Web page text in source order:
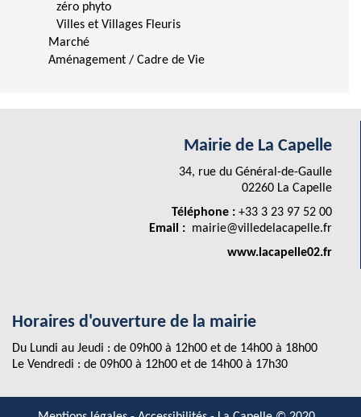
zéro phyto
Villes et Villages Fleuris
Marché
Aménagement / Cadre de Vie
Mairie de La Capelle
34, rue du Général-de-Gaulle
02260 La Capelle
Téléphone : +33 3 23 97 52 00
Email : mairie@villedelacapelle.fr
www.lacapelle02.fr
Horaires d'ouverture de la mairie
Du Lundi au Jeudi : de 09h00 à 12h00 et de 14h00 à 18h00
Le Vendredi : de 09h00 à 12h00 et de 14h00 à 17h30